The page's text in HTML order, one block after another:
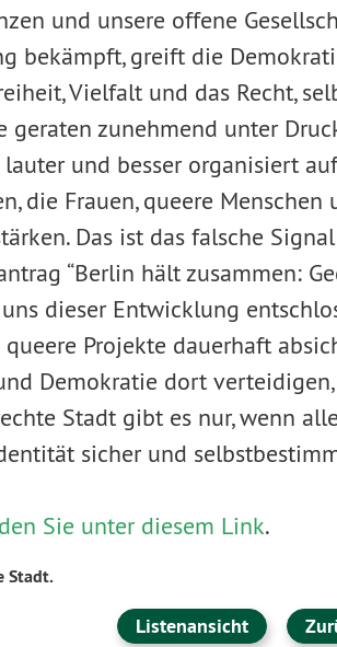
und unsere offene
bekämpft, greift die
Vielfalt und das Recht,
geraten zunehmend unter
und besser organisiert
die Frauen, queere
Das ist das falsche
“Berlin hält zusammen:
dieser Entwicklung
Projekte dauerhaft
Demokratie dort
Stadt gibt es nur, wenn
sicher und
Sie unter diesem Link.
Stadt.
Listenansicht